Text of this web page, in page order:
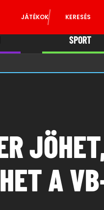
JÁTÉKOK KERESÉS
SPORT
A